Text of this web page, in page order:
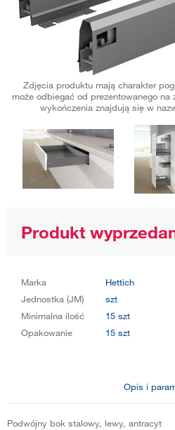
Zdjęcia produktu mają charakter
może odbiegać od prezentowanego
wykończenia znajdują się w
Produkt
Marka
Hettich
Jednostka (JM)
szt
Minimalna ilość
15 szt
Opakowanie
15 szt
Opis i
Podwójny bok stalowy, lewy, antracyt